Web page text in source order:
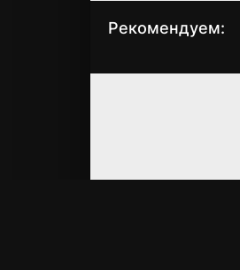
Рекомендуем:
Застрял в тебе